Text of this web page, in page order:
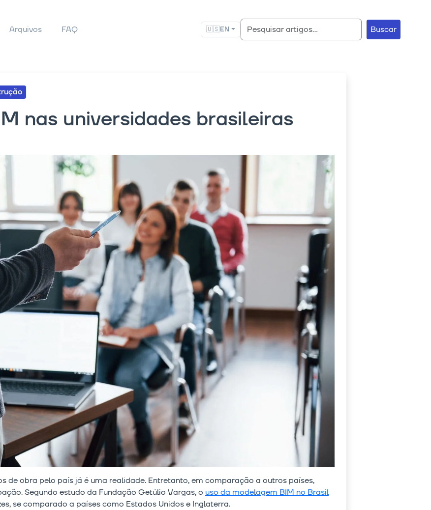
Arquivos FAQ 🇺🇸EN Buscar
nas universidades brasileiras
de obra pelo país já é uma realidade. Entretanto, em comparação a outros países,
Segundo estudo da Fundação Getúlio Vargas, o uso da modelagem BIM no Brasil
se comparado a países como Estados Unidos e Inglaterra.